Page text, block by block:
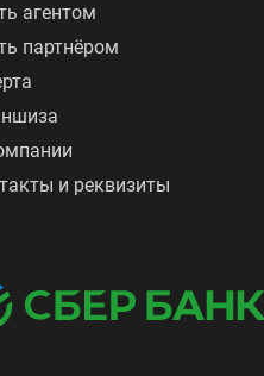
агентом
партнёром
и реквизиты